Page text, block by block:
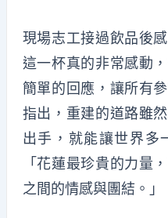
現場志工接過飲品後
這一杯真的非常感動
簡單的回應，讓所有
指出，重建的道路雖
出手，就能讓世界多
「花蓮最珍貴的力量
之間的情感與團結。」